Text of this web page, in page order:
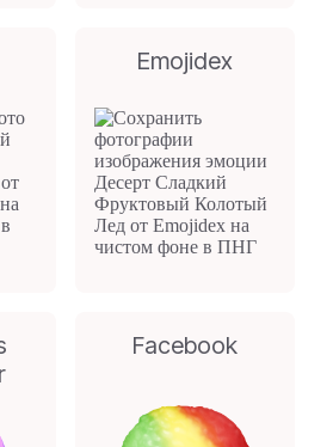
Emojidex
Facebook